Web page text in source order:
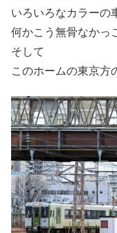
いろいろなカラーの
何かこう無骨なかっ
そして
このホームの東京方